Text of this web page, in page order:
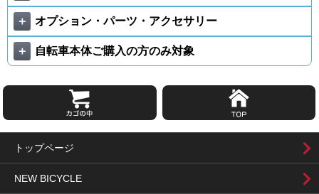
＋ オプション・パーツ・アクセサリー
＋ 自転車本体ご購入の方のみ対象
トップページ
NEW BICYCLE